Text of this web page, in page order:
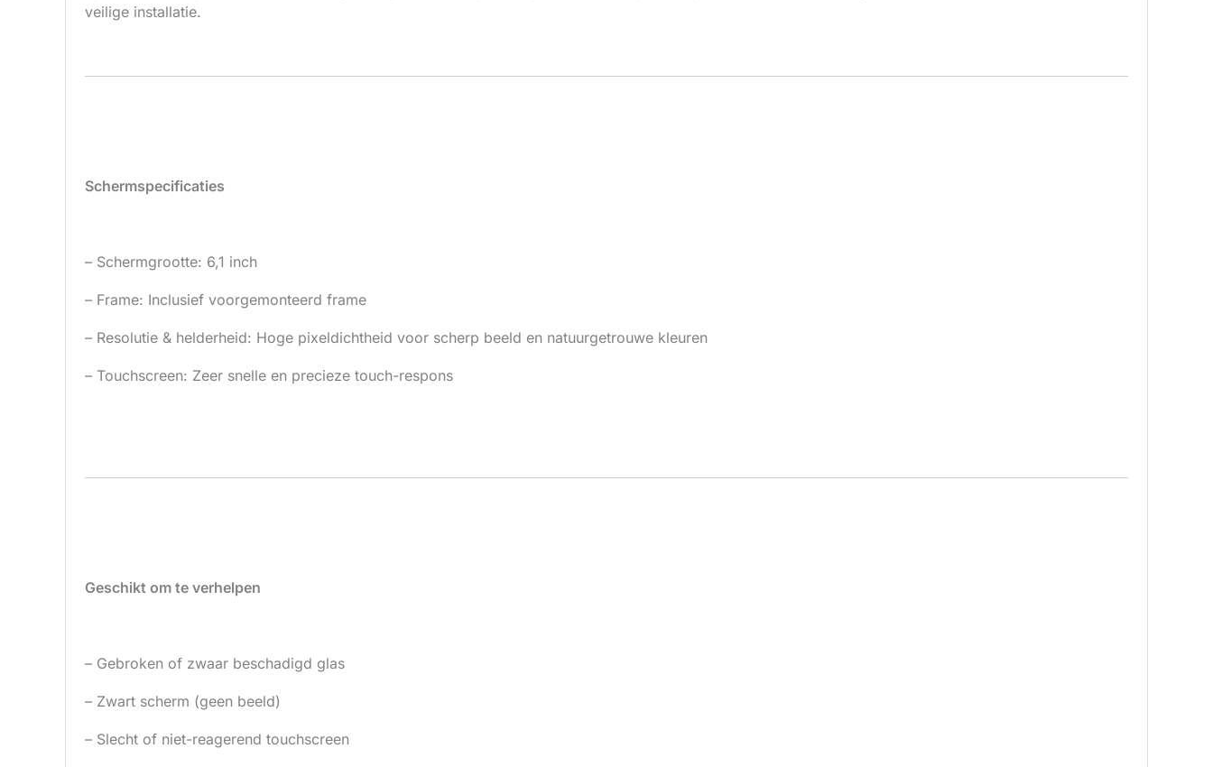
veilige installatie.
Schermspecificaties
– Schermgrootte: 6,1 inch
– Frame: Inclusief voorgemonteerd frame
– Resolutie & helderheid: Hoge pixeldichtheid voor scherp beeld en natuurgetrouwe kleuren
– Touchscreen: Zeer snelle en precieze touch-respons
Geschikt om te verhelpen
– Gebroken of zwaar beschadigd glas
– Zwart scherm (geen beeld)
– Slecht of niet-reagerend touchscreen